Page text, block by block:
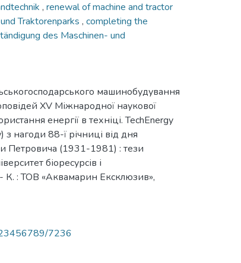
, renewal of machine and tractor
Traktorenparks , completing the
des Maschinen- und
машинобудування
XV Міжнародної наукової
енергії в техніці. TechEnergy
нагоди 88-ї річниці від дня
(1931-1981) : тези
біоресурсів і
К. : ТОВ «Аквамарин Ексклюзив»,
7236